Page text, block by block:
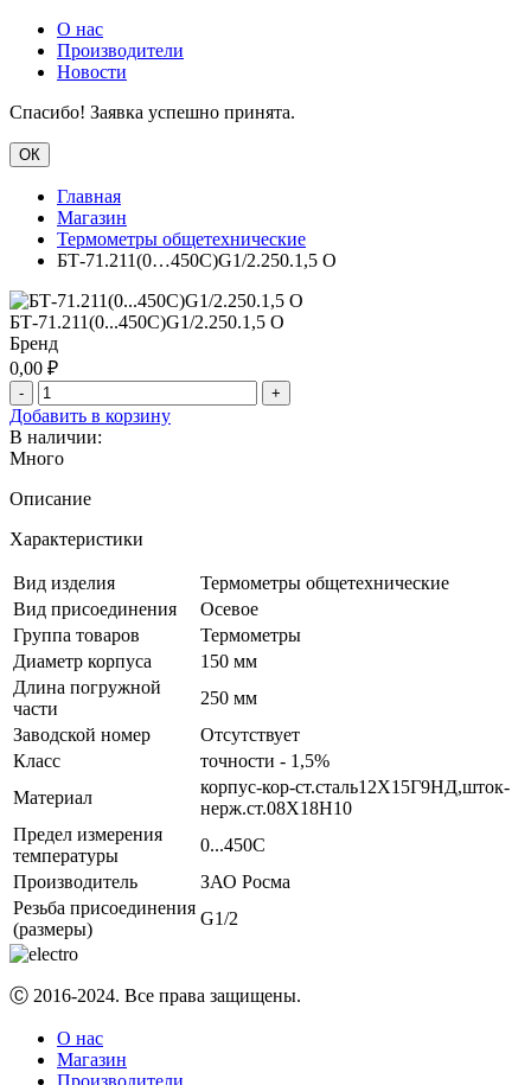
О нас
Производители
Новости
Спасибо! Заявка успешно принята.
ОК
Главная
Магазин
Термометры общетехнические
БТ-71.211(0…450С)G1/2.250.1,5 О
БТ-71.211(0...450С)G1/2.250.1,5 О
Бренд
0,00 ₽
- +
Добавить в корзину
В наличии:
Много
Описание
Характеристики
Вид изделия
Термометры общетехнические
Вид присоединения
Осевое
Группа товаров
Термометры
Диаметр корпуса
150 мм
Длина погружной
части
250 мм
Заводской номер
Отсутствует
Класс
точности - 1,5%
Материал
корпус-кор-ст.сталь12Х15Г9НД,шток-
нерж.ст.08Х18Н10
Предел измерения
температуры
0...450C
Производитель
ЗАО Росма
Резьба присоединения
(размеры)
G1/2
Ⓒ 2016-2024. Все права защищены.
О нас
Магазин
Производители